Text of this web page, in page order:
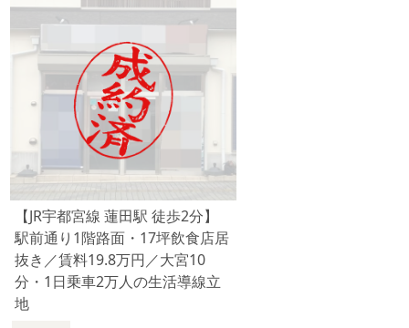
地です。 17坪（約56㎡）｜個人開業に最適なサイズ感 約17.1
坪（56.53㎡）。 ・少人数オペレーション可能 ・初出店でも回
しやすい ・家賃比率を抑えやすい 席数20〜30席前後の設計が
現実的。 居酒屋、小料理、定食、ラーメン、鰻、和食系など幅
広く対応可能です。 飲食店居抜き｜初期投資を抑えた開業が可
能 前テナントは「うなぎ料理店」。 厨房設備・内装が残置予
定のため、スケルトンからの造作に比べて大幅に初期費用を抑
えられます。 賃料は19.8万円＋管理費1.1万円。 駅徒歩2分・1
階路面という条件を踏まえると検討しやすい賃料水準です こん
な業態に向いています ・地域密着型居酒屋 ・昼夜回転型定食
業態 ・ラーメン店 ・テイクアウト併設店 ・個人開業の1号店
“住宅地×通勤導線”立地のため、 単価勝負よりも「回転・リピ
ート型」が相性良好です。 蓮田エリアでの開業メリット ✔ 大
宮まで約10分 ✔ 都心通勤層が多い ✔ ファミリー世帯比率高
め ✔ 家賃水準が都内より低い 都内同条件と比較すると賃料差
が生じるケースがあります。 コストを抑えながら駅前路面に出
店できる点が最大の魅力です。 駅徒歩圏の路面物件として検討
対象になりやすいタイプです。 蓮田駅エリアで開業を検討され
ている方は、 まずは現地の導線と視認性をご確認ください。
お問い合わせはお早めに。
【JR宇都宮線 蓮田駅 徒歩2分】
駅前通り1階路面・17坪飲食店居
抜き／賃料19.8万円／大宮10
分・1日乗車2万人の生活導線立
地